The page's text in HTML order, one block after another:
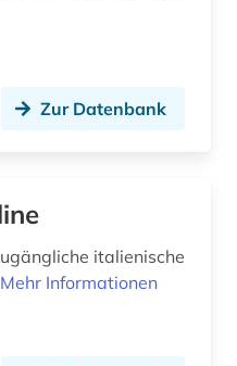
Zur Datenbank
italienische
Mehr Informationen